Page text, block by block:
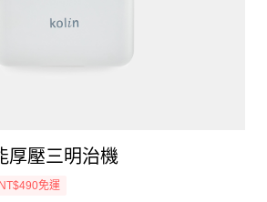
厚壓三明治機
免運